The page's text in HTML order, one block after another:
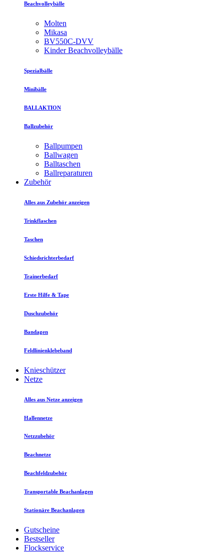
Beachvolleybälle
Molten
Mikasa
BV550C-DVV
Kinder Beachvolleybälle
Spezialbälle
Minibälle
BALLAKTION
Ballzubehör
Ballpumpen
Ballwagen
Balltaschen
Ballreparaturen
Zubehör
Alles aus Zubehör anzeigen
Trinkflaschen
Taschen
Schiedsrichterbedarf
Trainerbedarf
Erste Hilfe & Tape
Duschzubehör
Bandagen
Feldlinienklebeband
Knieschützer
Netze
Alles aus Netze anzeigen
Hallennetze
Netzzubehör
Beachnetze
Beachfeldzubehör
Transportable Beachanlagen
Stationäre Beachanlagen
Gutscheine
Bestseller
Flockservice